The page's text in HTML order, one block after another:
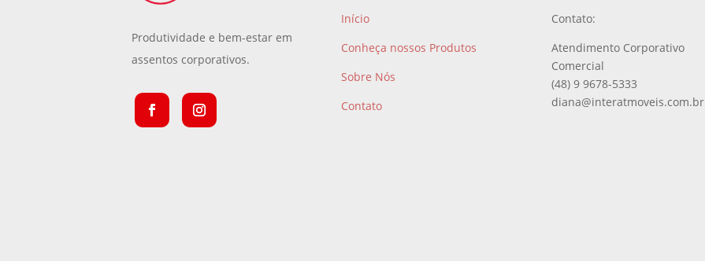
Produtividade e bem-estar em
assentos corporativos.
Início
Conheça nossos Produtos
Sobre Nós
Contato
Contato:
Atendimento Corporativo
Comercial
(48) 9 9678-5333
diana@interatmoveis.com.br